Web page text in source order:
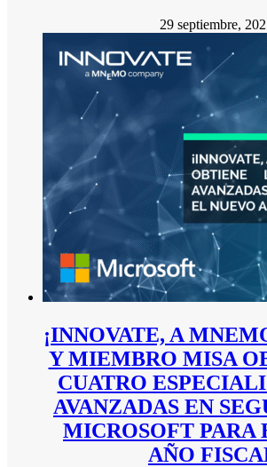
29 septiembre,
¡INNOVATE, A
Y MIEMBRO MISA
CUATRO
AVANZADAS EN
MICROSOFT PARA
AÑO